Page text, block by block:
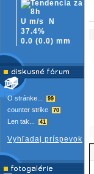
U m/s
N
37.4%
0.0 (0.0) mm
O stránke... 99
counter strike 70
Len tak... 41
Vyhľadaj príspevok